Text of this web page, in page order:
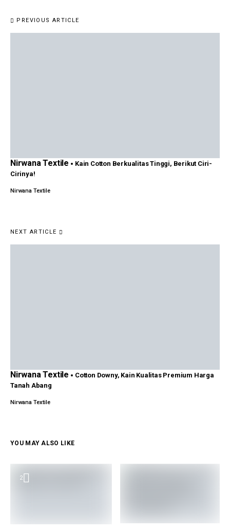
PREVIOUS ARTICLE
Nirwana Textile
Kain Cotton Berkualitas Tinggi, Berikut Ciri-
Cirinya!
Nirwana Textile
NEXT ARTICLE
Nirwana Textile
Cotton Downy, Kain Kualitas Premium Harga
Tanah Abang
Nirwana Textile
YOU MAY ALSO LIKE
2